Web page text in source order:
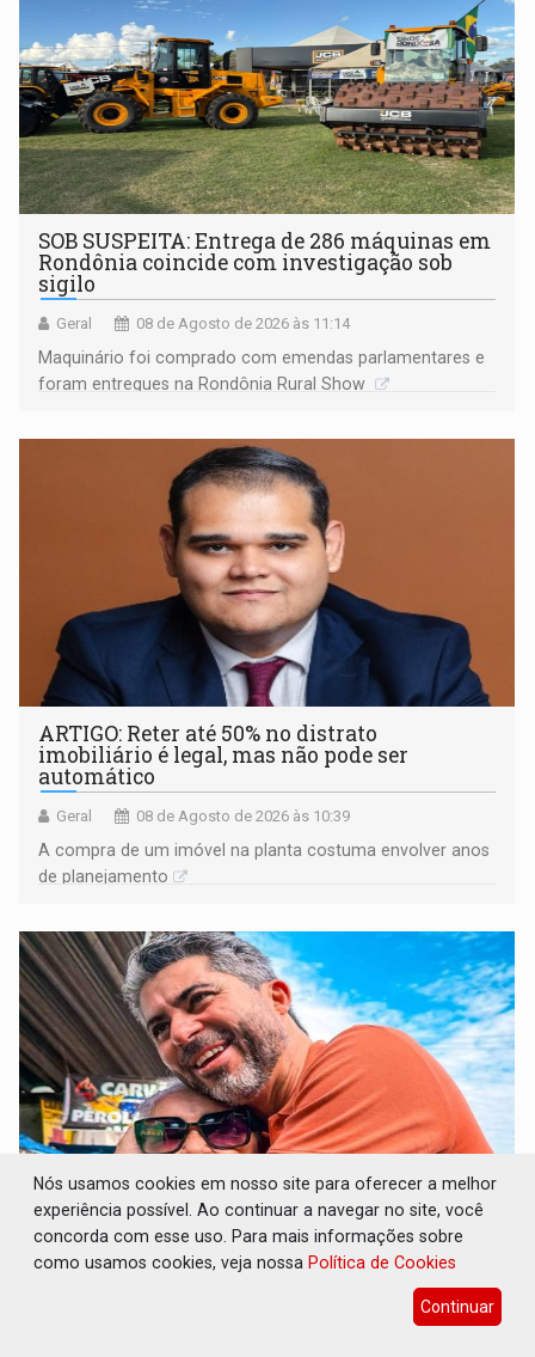
SOB SUSPEITA: Entrega de 286 máquinas em
Rondônia coincide com investigação sob
sigilo
Geral 08 de Agosto de 2026 às 11:14
Maquinário foi comprado com emendas parlamentares e
foram entregues na Rondônia Rural Show
ARTIGO: Reter até 50% no distrato
imobiliário é legal, mas não pode ser
automático
Geral 08 de Agosto de 2026 às 10:39
A compra de um imóvel na planta costuma envolver anos
de planejamento
DO HOSPITAL AO CAMPO: Veja as mais de
200 ações de Marcos Rogério para Rondônia
A chapa formada por Marcos Rogério e Delegado
Nós usamos cookies em nosso site para oferecer a melhor
experiência possível. Ao continuar a navegar no site, você
concorda com esse uso. Para mais informações sobre
como usamos cookies, veja nossa Política de Cookies
Continuar